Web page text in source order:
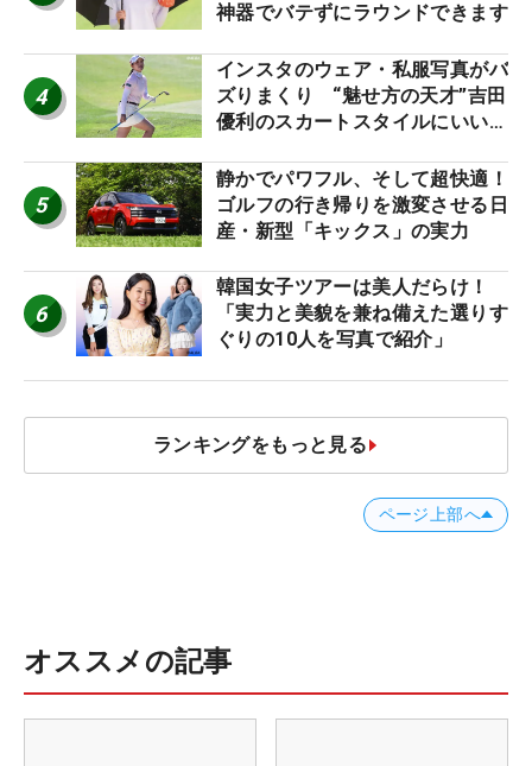
神器でバテずにラウンドできます
4
インスタのウェア・私服写真がバ
ズりまくり “魅せ方の天才”吉田
優利のスカートスタイルにいい
5
静かでパワフル、そして超快適！
ゴルフの行き帰りを激変させる日
産・新型「キックス」の実力
6
韓国女子ツアーは美人だらけ！
「実力と美貌を兼ね備えた選りす
ぐりの10人を写真で紹介」
ランキングをもっと見る
ページ上部へ
オススメの記事